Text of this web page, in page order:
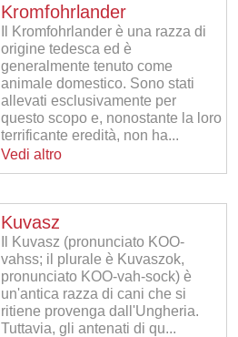
Kromfohrlander
Il Kromfohrlander è una razza di
origine tedesca ed è
generalmente tenuto come
animale domestico. Sono stati
allevati esclusivamente per
questo scopo e, nonostante la loro
terrificante eredità, non ha...
Vedi altro
Kuvasz
Il Kuvasz (pronunciato KOO-
vahss; il plurale è Kuvaszok,
pronunciato KOO-vah-sock) è
un'antica razza di cani che si
ritiene provenga dall'Ungheria.
Tuttavia, gli antenati di qu...